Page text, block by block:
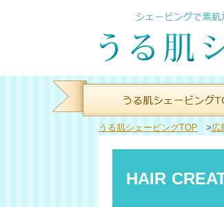
うる肌シェービングTOP >広
HAIR